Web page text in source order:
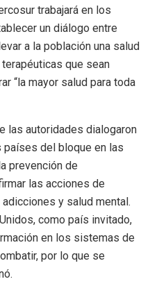
trabajará en los
un diálogo entre
a la población una salud
que sean
“la mayor salud para toda
las autoridades dialogaron
países del bloque en las
prevención de
las acciones de
y salud mental.
como país invitado,
en los sistemas de
por lo que se